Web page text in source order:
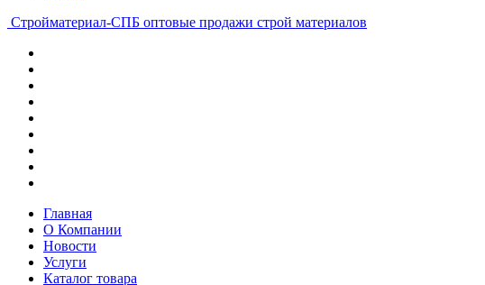
Стройматериал-СПБ оптовые продажи строй материалов
Главная
О Компании
Новости
Услуги
Каталог товара